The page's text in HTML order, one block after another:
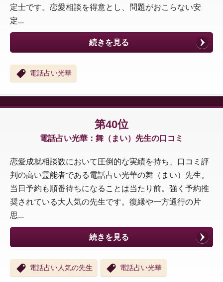
定士です。恋愛相談を得意とし、問題がおこらない安
定...
続きを見る
電話占い光華
第40位
電話占い光華：舞（まい）先生の口コミ
恋愛成就相談数において圧倒的な実績を持ち、口コミ評
判の高い霊能者である電話占い光華の舞（まい）先生。
当日予約も順番待ちになることは当たり前。強く予約推
奨されている大人気の先生です。復縁や一方通行の片
思...
続きを見る
電話占い人気の先生 電話占い光華